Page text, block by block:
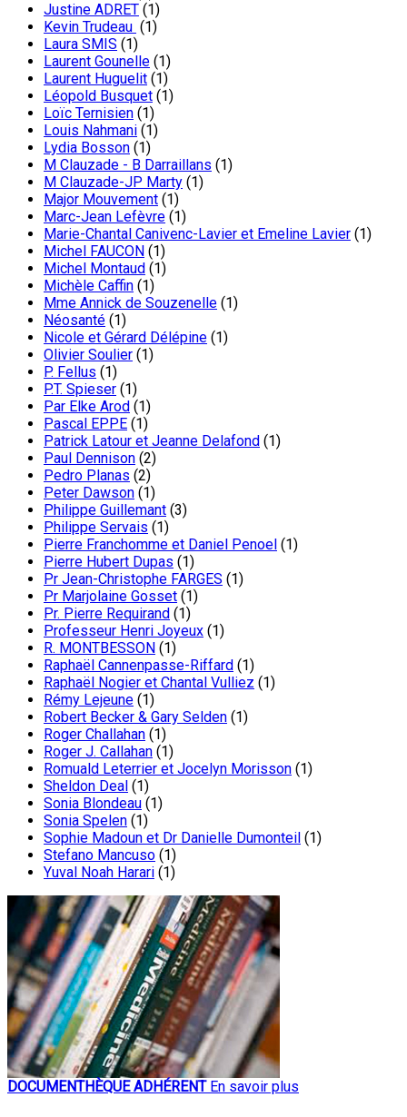
Justine ADRET (1)
Kevin Trudeau (1)
Laura SMIS (1)
Laurent Gounelle (1)
Laurent Huguelit (1)
Léopold Busquet (1)
Loïc Ternisien (1)
Louis Nahmani (1)
Lydia Bosson (1)
M Clauzade - B Darraillans (1)
M Clauzade-JP Marty (1)
Major Mouvement (1)
Marc-Jean Lefèvre (1)
Marie-Chantal Canivenc-Lavier et Emeline Lavier (1)
Michel FAUCON (1)
Michel Montaud (1)
Michèle Caffin (1)
Mme Annick de Souzenelle (1)
Néosanté (1)
Nicole et Gérard Délépine (1)
Olivier Soulier (1)
P. Fellus (1)
P.T. Spieser (1)
Par Elke Arod (1)
Pascal EPPE (1)
Patrick Latour et Jeanne Delafond (1)
Paul Dennison (2)
Pedro Planas (2)
Peter Dawson (1)
Philippe Guillemant (3)
Philippe Servais (1)
Pierre Franchomme et Daniel Penoel (1)
Pierre Hubert Dupas (1)
Pr Jean-Christophe FARGES (1)
Pr Marjolaine Gosset (1)
Pr. Pierre Requirand (1)
Professeur Henri Joyeux (1)
R. MONTBESSON (1)
Raphaël Cannenpasse-Riffard (1)
Raphaël Nogier et Chantal Vulliez (1)
Rémy Lejeune (1)
Robert Becker & Gary Selden (1)
Roger Challahan (1)
Roger J. Callahan (1)
Romuald Leterrier et Jocelyn Morisson (1)
Sheldon Deal (1)
Sonia Blondeau (1)
Sonia Spelen (1)
Sophie Madoun et Dr Danielle Dumonteil (1)
Stefano Mancuso (1)
Yuval Noah Harari (1)
DOCUMENTHÈQUE ADHÉRENT En savoir plus